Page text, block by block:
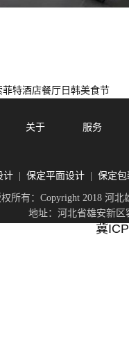
菲特酒店餐厅日韩美食节
关于 服务
计| 保定平面设计| 保定包
权所有：Copyright 2018 河
地址：河北省雄安新区
冀